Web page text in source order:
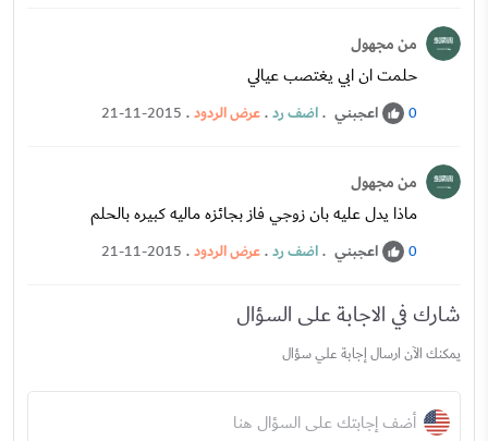
من مجهول
حلمت ان ابي يغتصب عيالي
0 اعجبني .اضف رد.عرض الردود.
21-11-2015
من مجهول
ماذا يدل عليه بان زوجي فاز بجائزه ماليه كبيره بالحلم
0 اعجبني .اضف رد.عرض الردود.
21-11-2015
شارك في الاجابة على السؤال
يمكنك الآن ارسال إجابة علي سؤال
أضف إجابتك على السؤال هنا